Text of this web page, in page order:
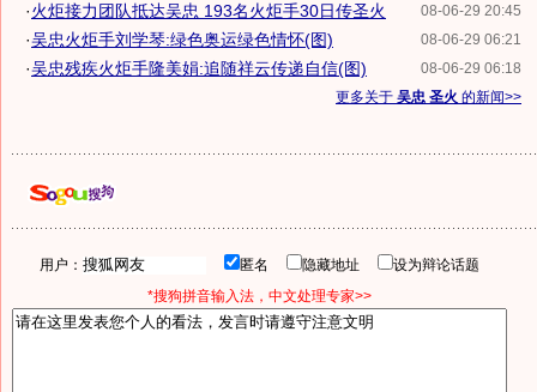
08-06-29 20:45
·火炬接力团队抵达吴忠 193名火炬手30日传圣火
08-06-29 06:21
·吴忠火炬手刘学琴:绿色奥运绿色情怀(图)
08-06-29 06:18
·吴忠残疾火炬手隆美娟:追随祥云传递自信(图)
更多关于 吴忠 圣火 的新闻>>
用户： 匿名 隐藏地址
设为辩论话题
*搜狗拼音输入法，中文处理专家>>